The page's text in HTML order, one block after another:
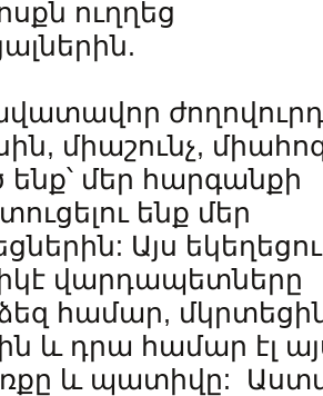
ուղղեց
միաշունչ,
մեր հարգանքի
ենք մեր
Այս եկեղեցու
վարդապետները
համար,
և դրա համար էլ
և պատիվը: